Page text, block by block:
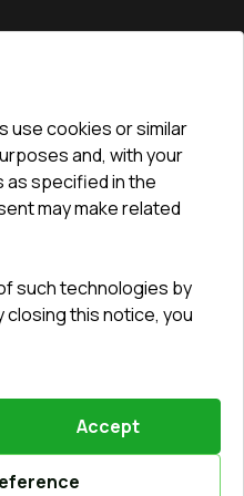
byVitrager.com.
?
use cookies or similar
and, with your
specified in the
may make related
such technologies by
closing this notice, you
Accept